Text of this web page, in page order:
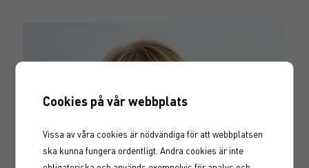
Cookies på vår webbplats
Vissa av våra cookies är nödvändiga för att webbplatsen
ska kunna fungera ordentligt. Andra cookies är inte